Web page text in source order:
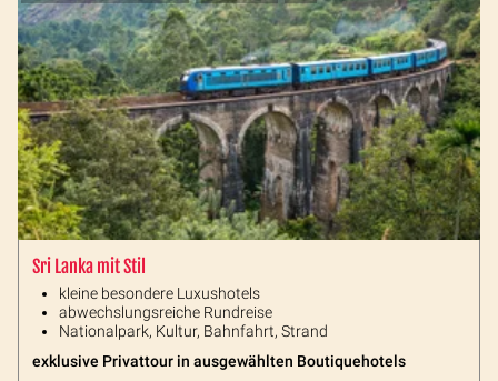
Sri Lanka mit Stil
kleine besondere Luxushotels
abwechslungsreiche Rundreise
Nationalpark, Kultur, Bahnfahrt, Strand
exklusive Privattour in ausgewählten Boutiquehotels